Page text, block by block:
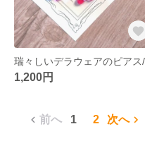
瑞々
1,200円
前へ 1 2 次へ